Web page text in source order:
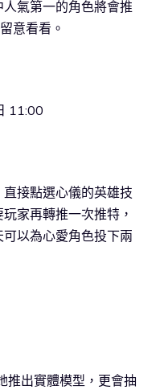
氣第一的角色將會推
意看看。
11:00
接點選心儀的英雄技
家再轉推一次推特，
以為心愛角色投下兩
推出實體模型，更會抽